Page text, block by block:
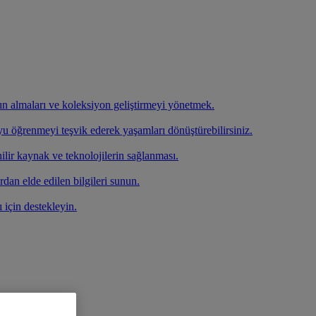
almaları ve koleksiyon geliştirmeyi yönetmek.
öğrenmeyi teşvik ederek yaşamları dönüştürebilirsiniz.
kaynak ve teknolojilerin sağlanması.
elde edilen bilgileri sunun.
için destekleyin.